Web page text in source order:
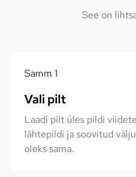
See on
Samm 1
Vali pilt
Laadi pilt üles pildi
lähtepildi ja soovitud
oleks sama.